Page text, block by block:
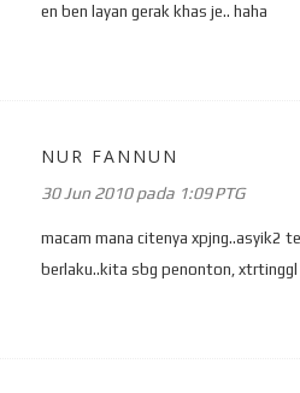
en ben layan gerak khas je.. haha
NUR FANNUN
30 Jun 2010 pada 1:09 PTG
macam mana citenya xpjng..asyik2
berlaku..kita sbg penonton,